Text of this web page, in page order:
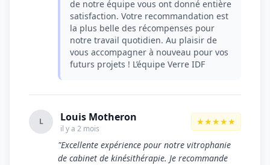
de notre équipe vous ont donné entière
satisfaction. Votre recommandation est
la plus belle des récompenses pour
notre travail quotidien. Au plaisir de
vous accompagner à nouveau pour vos
futurs projets ! L’équipe Verre IDF
L Louis Motheron
il y a 2 mois
★★★★★
"Excellente expérience pour notre vitrophanie
de cabinet de kinésithérapie. Je recommande